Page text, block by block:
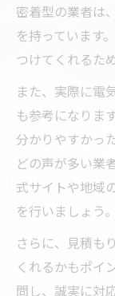
密着型の業者は
を持っています
つけてくれるた
また、実際に電
も参考になりま
分かりやすかっ
どの声が多い業
式サイトや地域
を行いましょう。
さらに、見積も
くれるかもポイ
問し、誠実に対